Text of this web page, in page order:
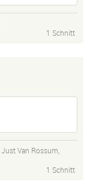
1 Schnitt
Just Van Rossum,
1 Schnitt